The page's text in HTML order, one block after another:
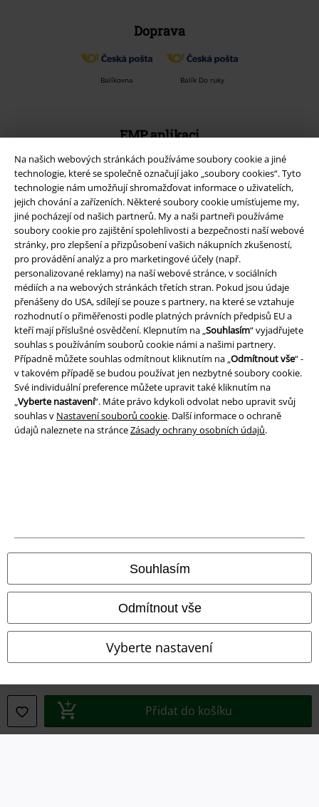
Na našich webových stránkách používáme soubory cookie a jiné
technologie, které se společně označují jako „soubory cookies“. Tyto
technologie nám umožňují shromažďovat informace o uživatelích,
jejich chování a zařízeních. Některé soubory cookie umísťujeme my,
jiné pocházejí od našich partnerů. My a naši partneři používáme
soubory cookie pro zajištění spolehlivosti a bezpečnosti naší webové
stránky, pro zlepšení a přizpůsobení vašich nákupních zkušeností,
pro provádění analýz a pro marketingové účely (např.
personalizované reklamy) na naší webové stránce, v sociálních
médiích a na webových stránkách třetích stran. Pokud jsou údaje
přenášeny do USA, sdílejí se pouze s partnery, na které se vztahuje
rozhodnutí o přiměřenosti podle platných právních předpisů EU a
kteří mají příslušné osvědčení. Klepnutím na „Souhlasím“ vyjadřujete
souhlas s používáním souborů cookie námi a našimi partnery.
Případně můžete souhlas odmítnout kliknutím na „Odmítnout vše“ -
v takovém případě se budou používat jen nezbytné soubory cookie.
Své individuální preference můžete upravit také kliknutím na
„Vyberte nastavení“. Máte právo kdykoli odvolat nebo upravit svůj
souhlas v Nastavení souborů cookie. Další informace o ochraně
údajů naleznete na stránceZásady ochrany osobních údajů.
Souhlasím
Odmítnout vše
Vyberte nastavení
Přidat do košíku
Doprava
Balíkovna Balík Do ruky
EMP aplikaci
funkce a výhody!
A Warner Music Group Company
Ochrana osobních údajů
Likvidace odpadu a ochrana životního prostředí
Informace o přístupnosti
Odstoupení od smlouvy